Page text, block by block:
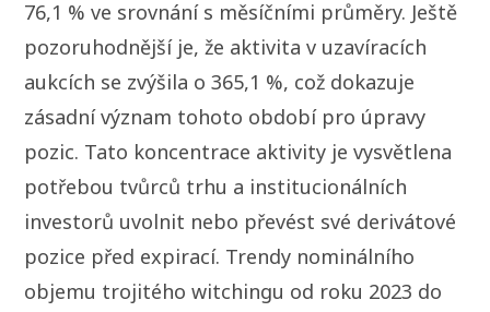
76,1 % ve srovnání s měsíčními průměry. Ještě
pozoruhodnější je, že aktivita v uzavíracích
aukcích se zvýšila o 365,1 %, což dokazuje
zásadní význam tohoto období pro úpravy
pozic. Tato koncentrace aktivity je vysvětlena
potřebou tvůrců trhu a institucionálních
investorů uvolnit nebo převést své derivátové
pozice před expirací. Trendy nominálního
objemu trojitého witchingu od roku 2023 do